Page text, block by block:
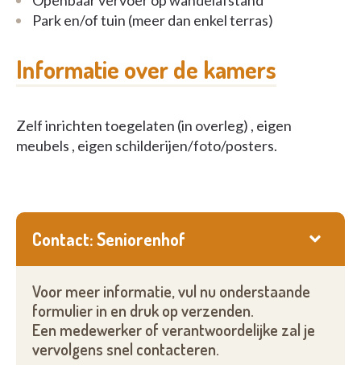
Park en/of tuin (meer dan enkel terras)
Informatie over de kamers
Zelf inrichten toegelaten (in overleg) , eigen
meubels , eigen schilderijen/foto/posters.
Contact: Seniorenhof
Voor meer informatie, vul nu onderstaande
formulier in en druk op verzenden.
Een medewerker of verantwoordelijke zal je
vervolgens snel contacteren.